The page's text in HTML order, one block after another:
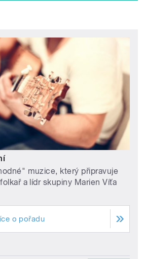
muzice, který připravuje
a lídr skupiny Marien Víťa
o pořadu